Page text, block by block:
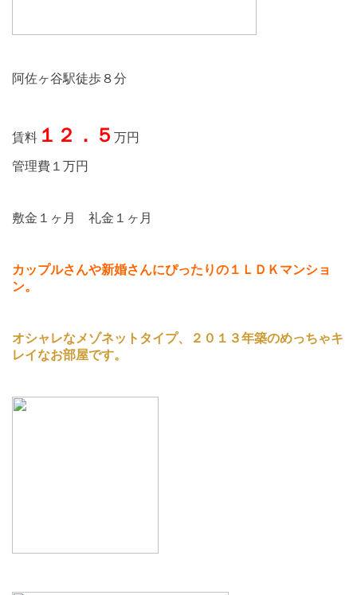
阿佐ヶ谷駅徒歩８分
賃料 １２．５ 万円
管理費１万円
敷金１ヶ月 礼金１ヶ月
カップルさんや新婚さんにぴったりの１ＬＤＫマンショ
ン。
オシャレなメゾネットタイプ、２０１３年築のめっちゃキ
レイなお部屋です。